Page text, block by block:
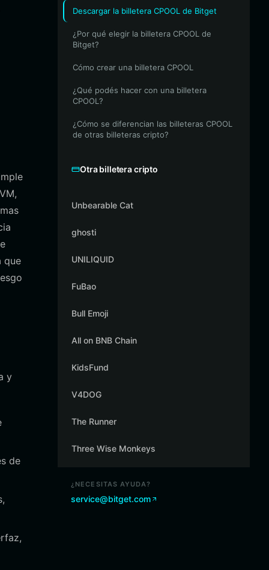
que
y
de
Descargar la billetera CPOOL de Bitget
¿Por qué elegir la billetera CPOOL de
Bitget?
Cómo crear una billetera CPOOL
¿Qué podés hacer con una billetera
CPOOL?
¿Cómo se diferencian las billeteras CPOOL
de otras billeteras cripto?
Otra billetera cripto
Unbearable Cat
ghosti
UNILIQUID
FuBao
Bull Emoji
All on BNB Chain
KidsFund
V4DOG
The Runner
Three Wise Monkeys
¿NECESITAS AYUDA?
service@bitget.com